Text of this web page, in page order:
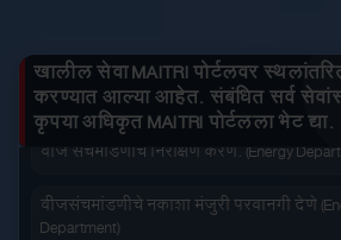
जलद सेवा सेवा
खालील सेवा MAITRI पोर्टलवर
करण्यात आल्या आहेत. संबंधित सर्व
कृपया अधिकृत MAITRI पोर्टलला भेट द्या.
जनित्र संचमांडणीची नोंदणी. (Energy
वीज संचमांडणीचे निरीक्षण करणे. (Energy
वीजसंचमांडणीचे नकाशा मंजुरी परवानगी देणे
Department)